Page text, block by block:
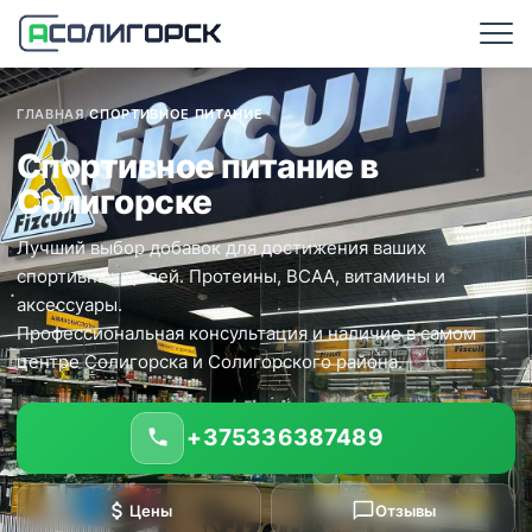
ГЛАВНАЯ/СПОРТИВНОЕ ПИТАНИЕ
Спортивное питание в
Солигорске
Лучший выбор добавок для достижения ваших
спортивных целей. Протеины, BCAA, витамины и
аксессуары.
Профессиональная консультация и наличие в самом
центре Солигорска и Солигорского района.
+375336387489
Цены Отзывы